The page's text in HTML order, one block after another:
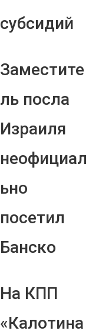
субсидий
Заместите
ль посла
Израиля
неофициал
ьно
посетил
Банско
На КПП
«Калотина